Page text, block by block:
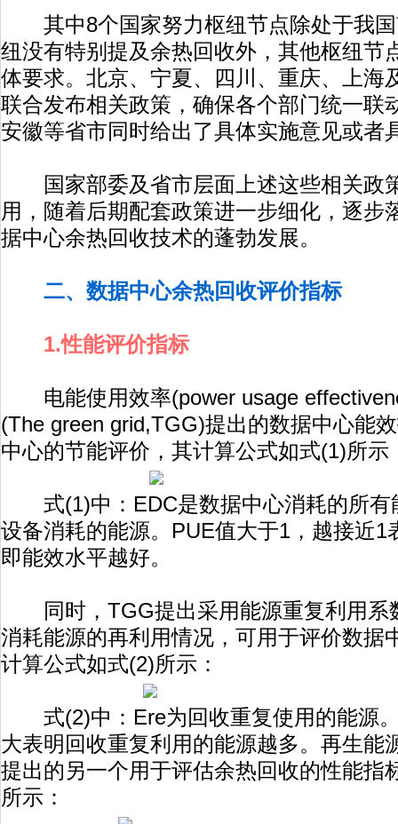
其中8个国家努力枢纽节点除处于我国
纽没有特别提及余热回收外，其他枢纽节
体要求。北京、宁夏、四川、重庆、上海
联合发布相关政策，确保各个部门统一联
安徽等省市同时给出了具体实施意见或者
国家部委及省市层面上述这些相关政
用，随着后期配套政策进一步细化，逐步
据中心余热回收技术的蓬勃发展。
二、数据中心余热回收评价指标
1.性能评价指标
电能使用效率(power usage
(The green grid,TGG)提出的数据中心能
中心的节能评价，其计算公式如式(1)所示
式(1)中：EDC是数据中心消耗的所有
设备消耗的能源。PUE值大于1，越接近1
即能效水平越好。
同时，TGG提出采用能源重复利用系
消耗能源的再利用情况，可用于评价数据
计算公式如式(2)所示：
式(2)中：Ere为回收重复使用的能源
大表明回收重复利用的能源越多。再生能
提出的另一个用于评估余热回收的性能指
所示：